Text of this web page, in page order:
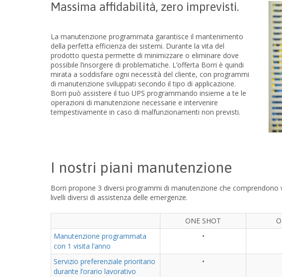
Massima affidabilità, zero imprevisti.
La manutenzione programmata garantisce il mantenimento
della perfetta efficienza dei sistemi. Durante la vita del
prodotto questa permette di minimizzare o eliminare dove
possibile l’insorgere di problematiche. L’offerta Borri è quindi
mirata a soddisfare ogni necessità del cliente, con programmi
di manutenzione sviluppati secondo il tipo di applicazione.
Borri può assistere il tuo UPS programmando insieme a te le
operazioni di manutenzione necessarie e intervenire
tempestivamente in caso di malfunzionamenti non previsti.
I nostri piani manutenzione
Borri propone 3 diversi programmi di manutenzione che
livelli diversi di assistenza delle emergenze.
ONE SHOT
Manutenzione programmata
con 1 visita l’anno
•
Servizio preferenziale prioritario
durante l’orario lavorativo
•